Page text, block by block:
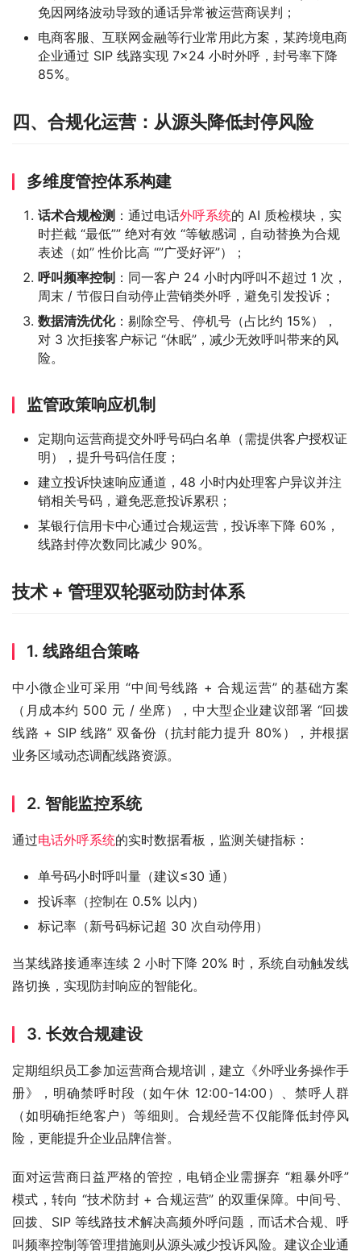
免因网络波动导致的通话异常被运营商误判；
电商客服、互联网金融等行业常用此方案，某跨境电商
企业通过 SIP 线路实现 7×24 小时外呼，封号率下降
85%。
四、合规化运营：从源头降低封停风险
多维度管控体系构建
话术合规检测 ：通过电话外呼系统的 AI 质检模块，实
时拦截 “最低”” 绝对有效 “等敏感词，自动替换为合规
表述（如” 性价比高 “”广受好评”）；
呼叫频率控制 ：同一客户 24 小时内呼叫不超过 1 次，
周末 / 节假日自动停止营销类外呼，避免引发投诉；
数据清洗优化：剔除空号、停机号（占比约 15%），
对 3 次拒接客户标记 “休眠”，减少无效呼叫带来的风
险。
监管政策响应机制
定期向运营商提交外呼号码白名单（需提供客户授权证
明），提升号码信任度；
建立投诉快速响应通道，48 小时内处理客户异议并注
销相关号码，避免恶意投诉累积；
某银行信用卡中心通过合规运营，投诉率下降 60%，
线路封停次数同比减少 90%。
技术 + 管理双轮驱动防封体系
1. 线路组合策略
中小微企业可采用 “中间号线路 + 合规运营” 的基础方案
（月成本约 500 元 / 坐席），中大型企业建议部署 “回拨
线路 + SIP 线路” 双备份（抗封能力提升 80%），并根据
业务区域动态调配线路资源。
2. 智能监控系统
通过电话外呼系统的实时数据看板，监测关键指标：
单号码小时呼叫量（建议≤30 通）
投诉率（控制在 0.5% 以内）
标记率（新号码标记超 30 次自动停用）
当某线路接通率连续 2 小时下降 20% 时，系统自动触发线
路切换，实现防封响应的智能化。
3. 长效合规建设
定期组织员工参加运营商合规培训，建立《外呼业务操作手
册》，明确禁呼时段（如午休 12:00-14:00）、禁呼人群
（如明确拒绝客户）等细则。合规经营不仅能降低封停风
险，更能提升企业品牌信誉。
面对运营商日益严格的管控，电销企业需摒弃 “粗暴外呼”
模式，转向 “技术防封 + 合规运营” 的双重保障。中间号、
回拨、SIP 等线路技术解决高频外呼问题，而话术合规、呼
叫频率控制等管理措施则从源头减少投诉风险。建议企业通